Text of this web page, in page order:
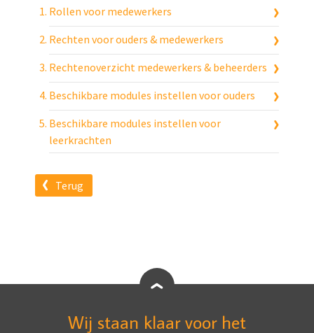
Rollen voor medewerkers
Rechten voor ouders & medewerkers
Rechtenoverzicht medewerkers & beheerders
Beschikbare modules instellen voor ouders
Beschikbare modules instellen voor
leerkrachten
Terug
Wij staan klaar voor het